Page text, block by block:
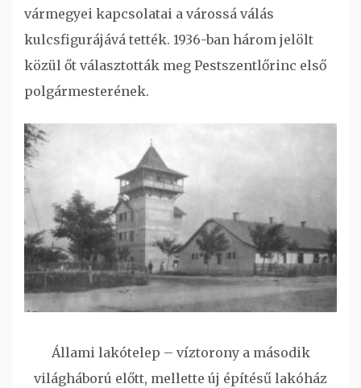
vármegyei kapcsolatai a várossá válás
kulcsfigurájává tették. 1936-ban három jelölt
közül őt választották meg Pestszentlőrinc első
polgármesterének.
Állami lakótelep – víztorony a második
világháború előtt, mellette új építésű lakóház